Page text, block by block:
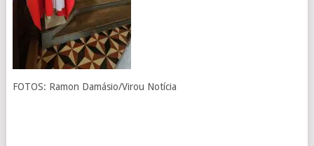
FOTOS: Ramon Damásio/Virou Notícia